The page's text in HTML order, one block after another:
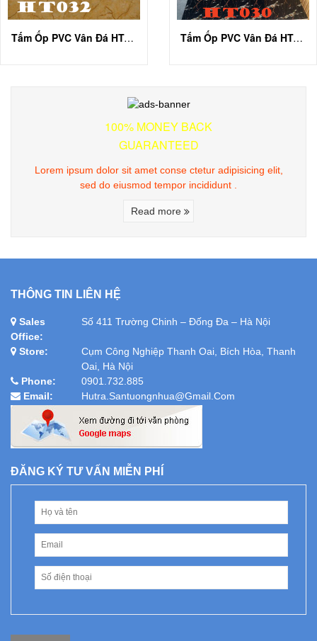
Tấm Ốp PVC Vân Đá HT-A032 Tấm Ốp PVC Vân Đá HT-A030
100% MONEY BACK
GUARANTEED
Lorem ipsum dolor sit amet conse ctetur adipisicing elit,
sed do eiusmod tempor incididunt .
Read more
THÔNG TIN LIÊN HỆ
Sales
Office:
Số 411 Trường Chinh – Đống Đa – Hà Nội
Store:
Cụm Công Nghiệp Thanh Oai, Bích Hòa, Thanh
Oai, Hà Nội
Phone:
0901.732.885
Email:
Hutra.santuongnhua@gmail.com
ĐĂNG KÝ TƯ VẤN MIỄN PHÍ